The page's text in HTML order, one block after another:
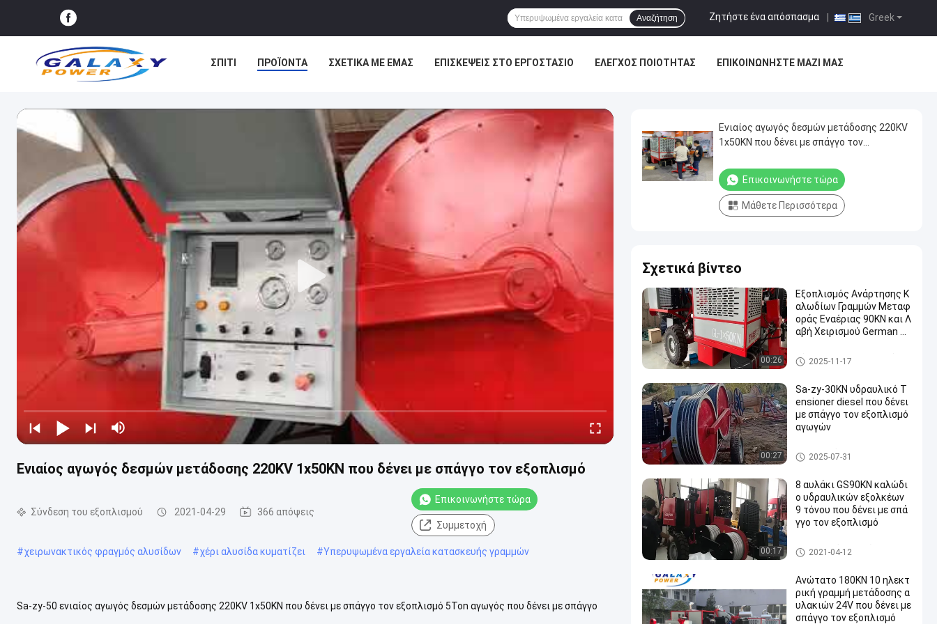
Greek
Ζητήστε ένα απόσπασμα
Αναζήτηση
ΣΠΊΤΙ ΠΡΟΪΌΝΤΑ ΣΧΕΤΙΚΆ ΜΕ ΕΜΆΣ ΕΠΙΣΚΈΨΕΙΣ ΣΤΟ ΕΡΓΟΣΤΆΣΙΟ ΈΛΕΓΧΟΣ ΠΟΙΌΤΗΤΑΣ ΕΠΙΚΟΙΝΩΝΉΣΤΕ ΜΑΖΊ ΜΑΣ
Ενιαίος αγωγός δεσμών μετάδοσης 220KV 1x50KN που δένει με σπάγγο τον εξοπλισμό
Σύνδεση του εξοπλισμού 2021-04-29 366 απόψεις
Επικοινωνήστε τώρα
Συμμετοχή
#χειρωνακτικός φραγμός αλυσίδων #χέρι αλυσίδα κυματίζει #Υπερυψωμένα εργαλεία κατασκευής γραμμών
Sa-zy-50 ενιαίος αγωγός δεσμών μετάδοσης 220KV 1x50KN που δένει με σπάγγο τον εξοπλισμό 5Ton αγωγός που δένει με σπάγγο
Ενιαίος αγωγός δεσμών μετάδοσης 220KV
1x50KN που δένει με σπάγγο τον
Επικοινωνήστε τώρα
Μάθετε Περισσότερα
Σχετικά βίντεο
00:26
Εξοπλισμός Ανάρτησης Κ
αλωδίων Γραμμών Μεταφ
οράς Εναέριας 90KN και Λ
αβή Χειρισμού German R
Σύνδεση του εξοπλισμού
2025-11-17
00:27
Sa-zy-30KN υδραυλικό T
ensioner diesel που δένει
με σπάγγο τον εξοπλισμό
αγωγών
υδραυλικό tensioner καλωδί
ων
2025-07-31
00:17
8 αυλάκι GS90KN καλώδι
ο υδραυλικών εξολκέων
9 τόνου που δένει με σπά
γγο τον εξοπλισμό
ηλεκτροφόρο καλώδιο που δ
ένει με σπάγγο τον εξοπλισμ
2021-04-12
Ανώτατο 180KN 10 ηλεκτ
ρική γραμμή μετάδοσης α
υλακιών 24V που δένει με
σπάγγο τον εξοπλισμό